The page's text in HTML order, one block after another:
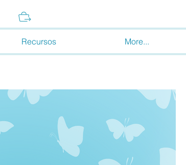
Recursos More...